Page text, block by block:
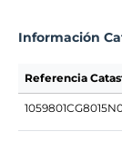
Información
Referencia